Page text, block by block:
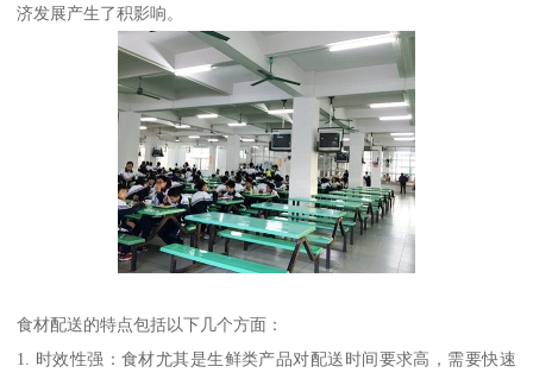
济发展产生了积影响。
食材配送的特点包括以下几个方面：
1. 时效性强：食材尤其是生鲜类产品对配送时间要求高，需要快速